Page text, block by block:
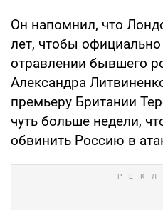
Он напомнил, что
лет, чтобы
отравлении бывшего
Александра
премьеру Британии
чуть больше недели,
обвинить Россию в